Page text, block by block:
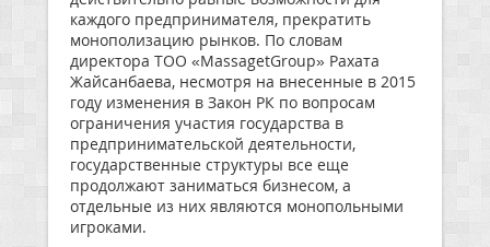
каждого предпринимателя, прекратить
монополизацию рынков. По словам
директора ТОО «MassagetGroup» Рахата
Жайсанбаева, несмотря на внесенные в 2015
году изменения в Закон РК по вопросам
ограничения участия государства в
предпринимательской деятельности,
государственные структуры все еще
продолжают заниматься бизнесом, а
отдельные из них являются монопольными
игроками.